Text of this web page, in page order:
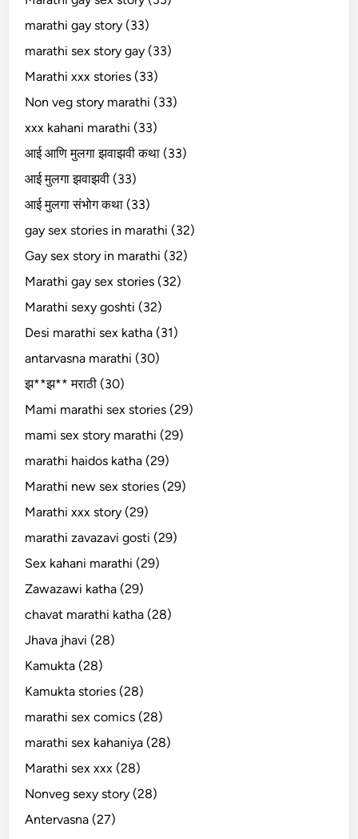
marathi gay story (33)
marathi sex story gay (33)
Marathi xxx stories (33)
Non veg story marathi (33)
xxx kahani marathi (33)
आई आणि मुलगा झवाझवी कथा (33)
आई मुलगा झवाझवी (33)
आई मुलगा संभोग कथा (33)
gay sex stories in marathi (32)
Gay sex story in marathi (32)
Marathi gay sex stories (32)
Marathi sexy goshti (32)
Desi marathi sex katha (31)
antarvasna marathi (30)
झ**झ** मराठी (30)
Mami marathi sex stories (29)
mami sex story marathi (29)
marathi haidos katha (29)
Marathi new sex stories (29)
Marathi xxx story (29)
marathi zavazavi gosti (29)
Sex kahani marathi (29)
Zawazawi katha (29)
chavat marathi katha (28)
Jhava jhavi (28)
Kamukta (28)
Kamukta stories (28)
marathi sex comics (28)
marathi sex kahaniya (28)
Marathi sex xxx (28)
Nonveg sexy story (28)
Antervasna (27)